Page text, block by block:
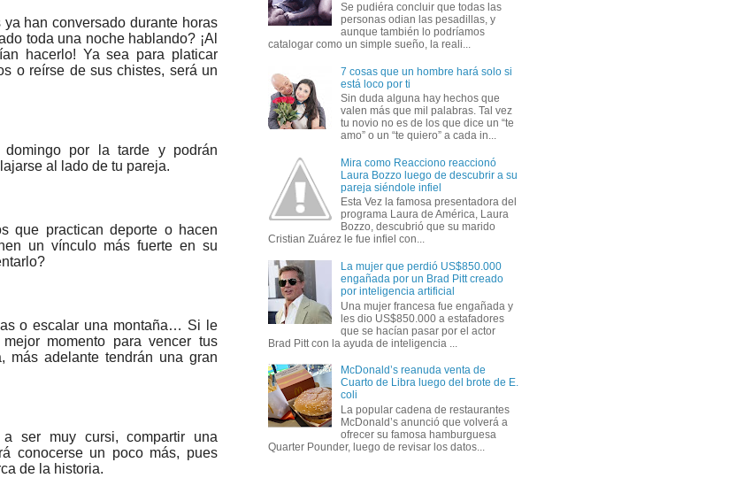
han conversado durante horas
toda una noche hablando? ¡Al
hacerlo! Ya sea para platicar
o reírse de sus chistes, será un
por la tarde y podrán
al lado de tu pareja.
que practican deporte o hacen
un vínculo más fuerte en su
o escalar una montaña… Si le
momento para vencer tus
más adelante tendrán una gran
ser muy cursi, compartir una
conocerse un poco más, pues
de la historia.
Se pudiéra concluir que todas las
personas odian las pesadillas, y
aunque también lo podríamos
catalogar como un simple sueño, la reali...
7 cosas que un hombre hará solo si
está loco por ti
Sin duda alguna hay hechos que
valen más que mil palabras. Tal vez
tu novio no es de los que dice un “te
amo” o un “te quiero” a cada in...
Mira como Reacciono reaccionó
Laura Bozzo luego de descubrir a su
pareja siéndole infiel
Esta Vez la famosa presentadora del
programa Laura de América, Laura
Bozzo, descubrió que su marido
Cristian Zuárez le fue infiel con...
La mujer que perdió US$850.000
engañada por un Brad Pitt creado
por inteligencia artificial
Una mujer francesa fue engañada y
les dio US$850.000 a estafadores
que se hacían pasar por el actor
Brad Pitt con la ayuda de inteligencia ...
McDonald’s reanuda venta de
Cuarto de Libra luego del brote de E.
coli
La popular cadena de restaurantes
McDonald’s anunció que volverá a
ofrecer su famosa hamburguesa
Quarter Pounder, luego de revisar los datos...